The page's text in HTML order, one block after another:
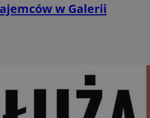
w Galerii